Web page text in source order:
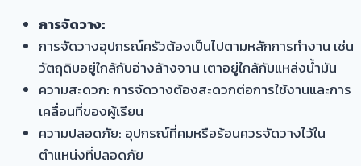
การจัดวาง:
การจัดวางอุปกรณ์ครัวต้องเป็นไปตามหลักการทำงาน เช่น
วัตถุดิบอยู่ใกล้กับอ่างล้างจาน เตาอยู่ใกล้กับแหล่งน้ำมัน
ความสะดวก: การจัดวางต้องสะดวกต่อการใช้งานและการ
เคลื่อนที่ของผู้เรียน
ความปลอดภัย: อุปกรณ์ที่คมหรือร้อนควรจัดวางไว้ใน
ตำแหน่งที่ปลอดภัย